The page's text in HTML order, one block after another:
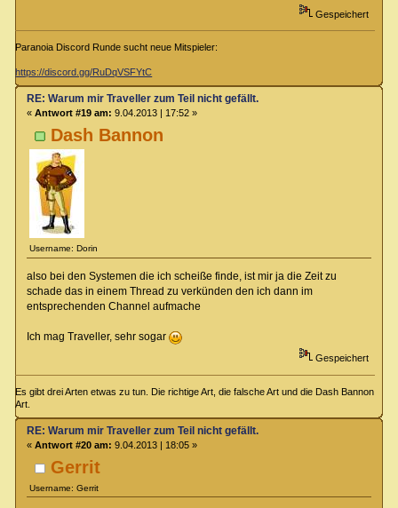
Gespeichert
Paranoia Discord Runde sucht neue Mitspieler:
https://discord.gg/RuDqVSFYtC
Dash Bannon
Username: Dorin
RE: Warum mir Traveller zum Teil nicht gefällt.
« Antwort #19 am: 9.04.2013 | 17:52 »
also bei den Systemen die ich scheiße finde, ist mir ja die Zeit zu
schade das in einem Thread zu verkünden den ich dann im
entsprechenden Channel aufmache
Ich mag Traveller, sehr sogar
Gespeichert
Es gibt drei Arten etwas zu tun. Die richtige Art, die falsche Art und die Dash Bannon
Art.
Gerrit
Username: Gerrit
RE: Warum mir Traveller zum Teil nicht gefällt.
« Antwort #20 am: 9.04.2013 | 18:05 »